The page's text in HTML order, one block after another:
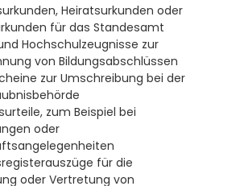
Heiratsurkunden oder
für das Standesamt
Hochschulzeugnisse zur
von Bildungsabschlüssen
zur Umschreibung bei der
zum Beispiel bei
oder
für die
oder Vertretung von